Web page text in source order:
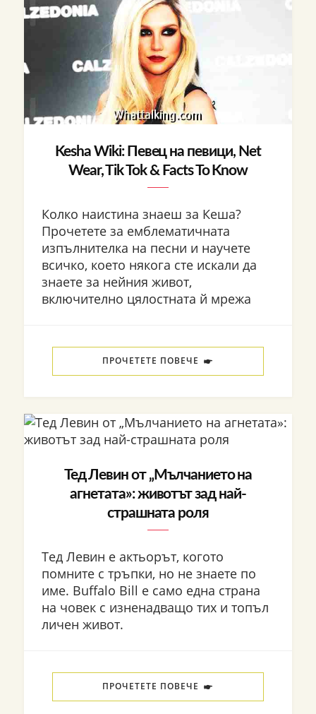
Kesha Wiki: Певец на певици, Net
Wear, Tik Tok & Facts To Know
Колко наистина знаеш за Кеша?
Прочетете за емблематичната
изпълнителка на песни и научете
всичко, което някога сте искали да
знаете за нейния живот,
включително цялостната й мрежа
ПРОЧЕТЕТЕ ПОВЕЧЕ
Тед Левин от „Мълчанието на
агнетата»: животът зад най-
страшната роля
Тед Левин е актьорът, когото
помните с тръпки, но не знаете по
име. Buffalo Bill е само една страна
на човек с изненадващо тих и топъл
личен живот.
ПРОЧЕТЕТЕ ПОВЕЧЕ